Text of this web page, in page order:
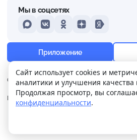
+25° Ощущается
12 м/с 757 мм
О нас Контакты
Реклама
Политика
Мы в соцсетях
MAXVKontakteOdnoklassniki
DzenYandex
Приложение
.
Сайт использует cookies и
аналитики и улучшения качества
Продолжая просмотр, вы
конфиденциальности.